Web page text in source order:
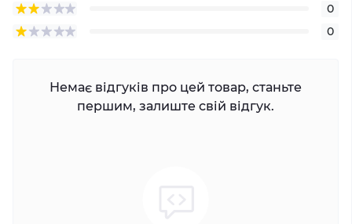
0
0
Немає відгуків про цей товар, станьте
першим, залиште свій відгук.